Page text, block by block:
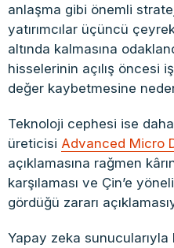
anlaşma gibi önemli
yatırımcılar üçüncü
altında kalmasına
hisselerinin açılış öncesi
değer kaybetmesine
Teknoloji cephesi ise
üreticisi Advanced Micro
açıklamasına rağmen
karşılaması ve Çin’e
gördüğü zararı
Yapay zeka sunucularıyla